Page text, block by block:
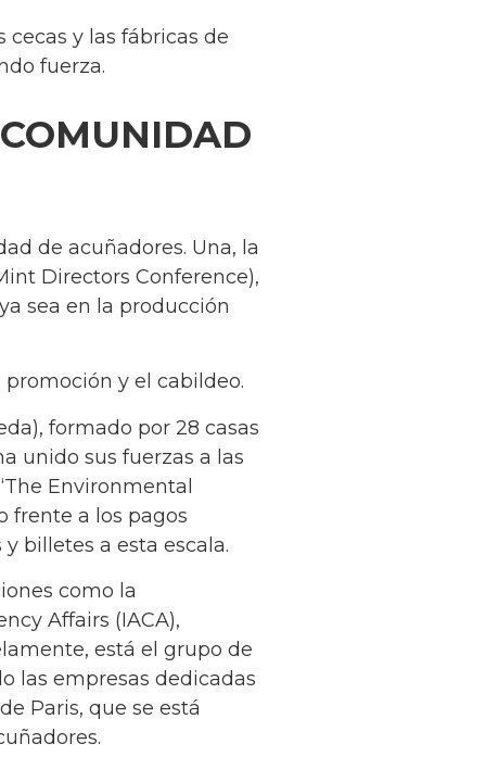
cecas y las fábricas de
fuerza.
de acuñadores. Una, la
Directors Conference),
sea en la producción
y el cabildeo.
formado por 28 casas
unido sus fuerzas a las
Environmental
frente a los pagos
billetes a esta escala.
como la
Affairs (IACA),
está el grupo de
las empresas dedicadas
Paris, que se está